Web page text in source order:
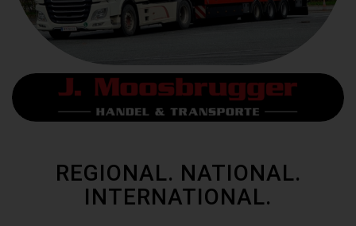
REGIONAL. NATIONAL.
INTERNATIONAL.